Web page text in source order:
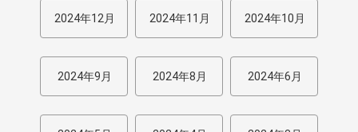
2024年12月 2024年11月 2024年10月
2024年9月 2024年8月 2024年6月